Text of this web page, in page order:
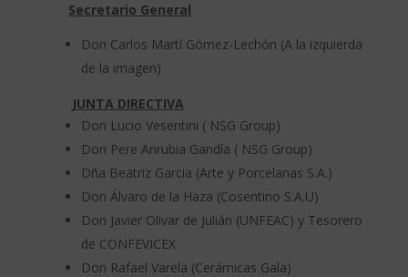
Secretario General
Don Carlos Martí Gómez-Lechón (A la izquierda
de la imagen)
JUNTA DIRECTIVA
Don Lucio Vesentini ( NSG Group)
Don Pere Anrubia Gandía ( NSG Group)
Dña Beatriz Garcia (Arte y Porcelanas S.A.)
Don Álvaro de la Haza (Cosentino S.A.U)
Don Javier Olivar de Julián (UNFEAC) y Tesorero
de CONFEVICEX
Don Rafael Varela (Cerámicas Gala)